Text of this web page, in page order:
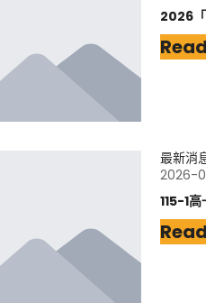
2026「
最新消
2026-
115-1